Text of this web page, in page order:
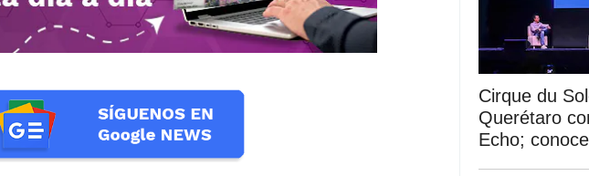
Cirque du
Querétaro
Echo;